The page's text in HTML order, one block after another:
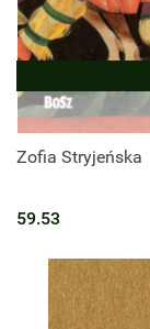
Zofia Stryjeńska
59.53